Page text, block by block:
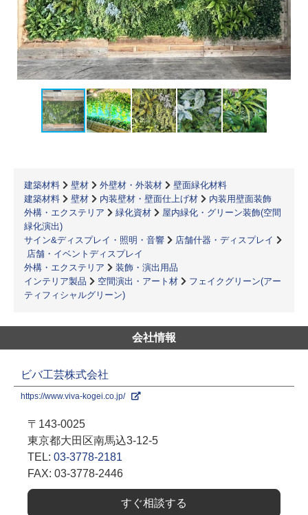
建築材料 壁材 外壁材・外装材
壁面緑化材料
建築材料
壁材 内装壁材・壁面仕上げ材
内装用壁面装飾
外構・エクステリア
緑化資材
屋内緑化・グリーン装飾(空間
緑化演出)
サイン&ディスプレイ・照明・音響
店舗什器・ディスプレイ
店舗・イベントディスプレイ
外構・エクステリア
装飾・演出用品
インテリア製品
空間演出・アート材
フェイクグリーン(アー
ティフィシャルグリーン)
会社情報
ビバ工芸株式会社
https://www.viva-kogei.co.jp/
〒143-0025
東京都大田区南馬込3-12-5
TEL: 03-3778-2181
FAX: 03-3778-2446
すぐ相談する